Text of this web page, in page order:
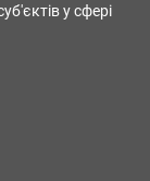
у сфері